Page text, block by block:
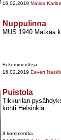
16.02.2019 Matias
Nuppulinna
MUS 1940 Matkaa
Ei kommentteja
16.02.2019 Eevert
Puistola
Tikkurilan
kohti Helsinkiä.
8 kommenttia